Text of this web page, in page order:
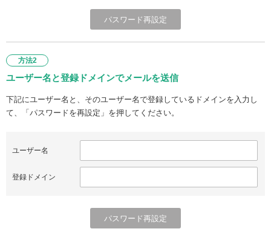
方法2
ユーザー名と登録ドメインでメールを送信
下記にユーザー名と、そのユーザー名で登録しているドメインを入力し
て、「パスワードを再設定」を押してください。
ユーザー名
登録ドメイン